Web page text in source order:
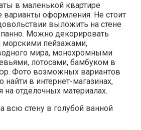
в маленькой квартире
варианты оформления. Не стоит
выложить на стене
Можно декорировать
пейзажами,
мира, монохромными
лотосами, бамбуком в
Фото возможных вариантов
найти в интернет-магазинах,
отделочных материалах.